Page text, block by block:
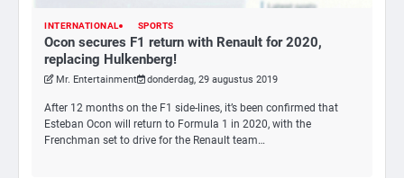
INTERNATIONAL SPORTS
Ocon secures F1 return with Renault for 2020,
replacing Hulkenberg!
Mr. Entertainment donderdag, 29 augustus 2019
After 12 months on the F1 side-lines, it’s been confirmed that
Esteban Ocon will return to Formula 1 in 2020, with the
Frenchman set to drive for the Renault team…
3
Nick Reiner, zoon van regisseur Rob
Reiner, gearresteerd na dood ouders
Ms. Army Girl